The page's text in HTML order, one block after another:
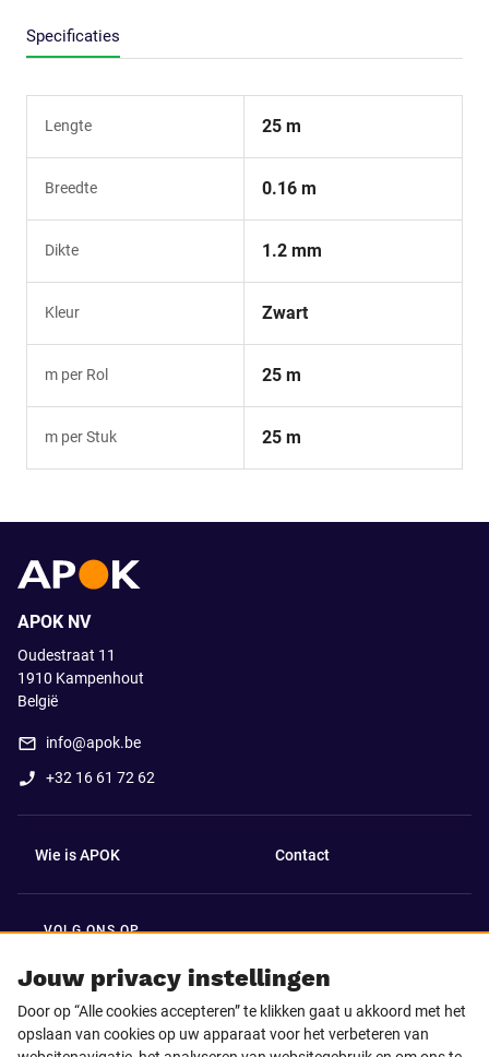
Specificaties
Lengte 25 m
Breedte 0.16 m
Dikte 1.2 mm
Kleur Zwart
m per Rol 25 m
m per Stuk 25 m
Jouw privacy instellingen
Door op “Alle cookies accepteren” te klikken gaat u akkoord met het
opslaan van cookies op uw apparaat voor het verbeteren van
APOK NV
Oudestraat 11
1910 Kampenhout
België
info@apok.be
+32 16 61 72 62
Wie is APOK Contact
VOLG ONS OP
Facebook LinkedIn
Instagram TikTok